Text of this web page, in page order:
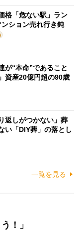
格「危ない駅」ラン
ション売れ行き鈍
が“本命”であること
資産20億円超の90歳
返しがつかない」葬
い「DIY葬」の落とし
一覧を見る
！」